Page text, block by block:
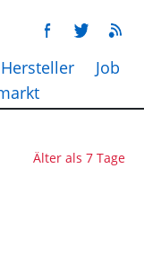
Hersteller
Job
Älter als 7 Tage